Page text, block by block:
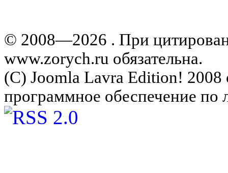
© 2008—2026 . При
www.zorych.ru обязательна.
(C) Joomla Lavra Edition! 2008
программное обеспечение по